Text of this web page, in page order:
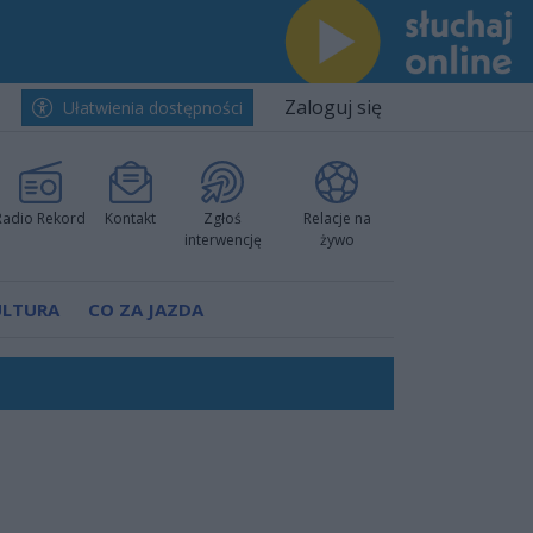
Ułatwienia dostępności Zaloguj się
Rekord Kontakt
Zgłoś
interwencję
Relacje na
żywo
CO ZA JAZDA